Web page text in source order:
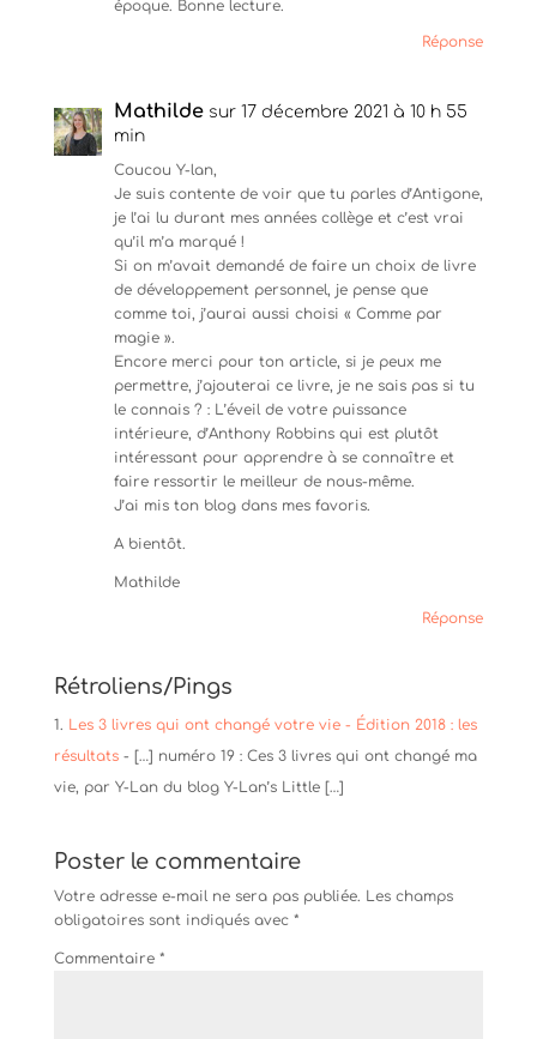
époque. Bonne lecture.
Réponse
Mathilde sur 17 décembre 2021 à 10 h 55
min
Coucou Y-lan,
Je suis contente de voir que tu parles d’Antigone,
je l’ai lu durant mes années collège et c’est vrai
qu’il m’a marqué !
Si on m’avait demandé de faire un choix de livre
de développement personnel, je pense que
comme toi, j’aurai aussi choisi « Comme par
magie ».
Encore merci pour ton article, si je peux me
permettre, j’ajouterai ce livre, je ne sais pas si tu
le connais ? : L’éveil de votre puissance
intérieure, d’Anthony Robbins qui est plutôt
intéressant pour apprendre à se connaître et
faire ressortir le meilleur de nous-même.
J’ai mis ton blog dans mes favoris.
A bientôt.
Mathilde
Réponse
Rétroliens/Pings
Les 3 livres qui ont changé votre vie - Édition 2018 : les
résultats- […] numéro 19 : Ces 3 livres qui ont changé ma
vie, par Y-Lan du blog Y-Lan’s Little […]
Poster le commentaire
Votre adresse e-mail ne sera pas publiée. Les champs
obligatoires sont indiqués avec *
Commentaire *